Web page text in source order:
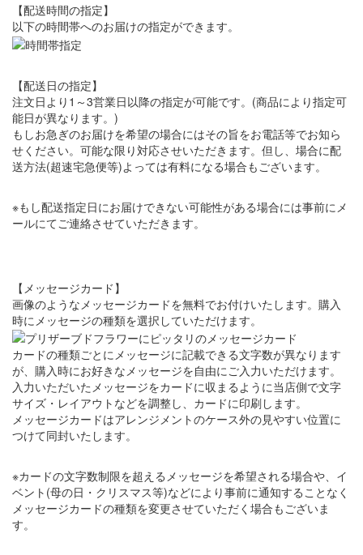
【配送時間の指定】
以下の時間帯へのお届けの指定ができます。
【配送日の指定】
注文日より1～3営業日以降の指定が可能です。(商品により指定可
能日が異なります。)
もしお急ぎのお届けを希望の場合にはその旨をお電話等でお知ら
せください。可能な限り対応させいただきます。但し、場合に配
送方法(超速宅急便等)よっては有料になる場合もございます。
※もし配送指定日にお届けできない可能性がある場合には事前にメ
ールにてご連絡させていただきます。
【メッセージカード】
画像のようなメッセージカードを無料でお付けいたします。購入
時にメッセージの種類を選択していただけます。
カードの種類ごとにメッセージに記載できる文字数が異なります
が、購入時にお好きなメッセージを自由にご入力いただけます。
入力いただいたメッセージをカードに収まるように当店側で文字
サイズ・レイアウトなどを調整し、カードに印刷します。
メッセージカードはアレンジメントのケース外の見やすい位置に
つけて同封いたします。
※カードの文字数制限を超えるメッセージを希望される場合や、イ
ベント(母の日・クリスマス等)などにより事前に通知することなく
メッセージカードの種類を変更させていただく場合もございま
す。